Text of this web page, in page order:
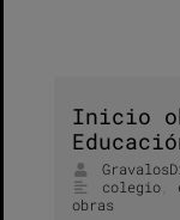
Inicio
colegio
obras